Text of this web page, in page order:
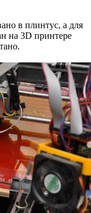
в плинтус, а для
на 3D принтере